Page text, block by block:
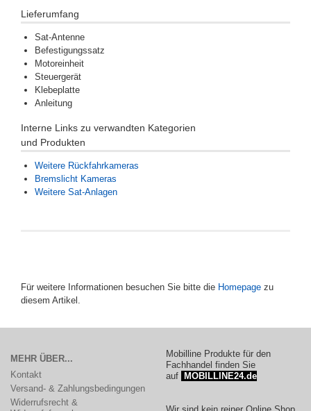
Lieferumfang
Sat-Antenne
Befestigungssatz
Motoreinheit
Steuergerät
Klebeplatte
Anleitung
Interne Links zu verwandten Kategorien
und Produkten
Weitere Rückfahrkameras
Bremslicht Kameras
Weitere Sat-Anlagen
Für weitere Informationen besuchen Sie bitte die Homepage zu
diesem Artikel.
MEHR ÜBER...
Kontakt
Versand- & Zahlungsbedingungen
Widerrufsrecht &
Mobilline Produkte für den
Fachhandel finden Sie
auf MOBILLINE24.de